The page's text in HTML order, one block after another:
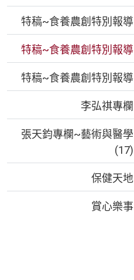
特稿~食養農創特別報導
特稿~食養農創特別報導
特稿~食養農創特別報導
李弘祺專欄
張天鈞專欄~藝術與醫學
(17)
保健天地
賞心樂事